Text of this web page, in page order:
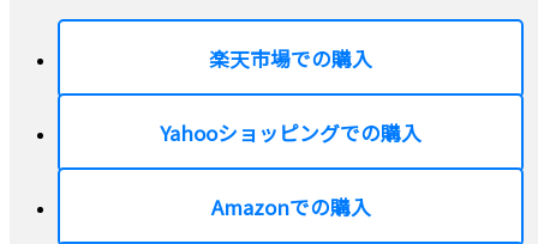
楽天市場での購入
Yahooショッピングでの購入
Amazonでの購入